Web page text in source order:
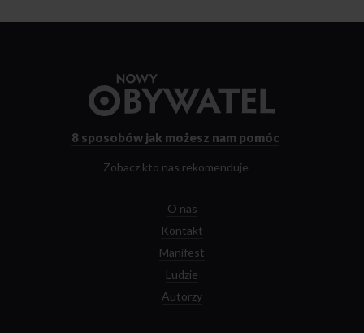
strony
8 sposobów jak możesz nam pomóc
Zobacz kto nas rekomenduje
O nas
Kontakt
Manifest
Ludzie
Autorzy